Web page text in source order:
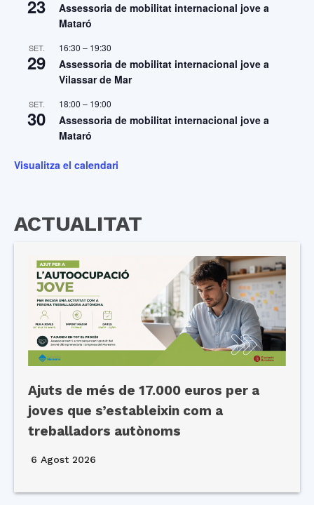
23
Assessoria de mobilitat internacional jove a
Mataró
SET.
29
16:30 – 19:30
Assessoria de mobilitat internacional jove a
Vilassar de Mar
SET.
30
18:00 – 19:00
Assessoria de mobilitat internacional jove a
Mataró
Visualitza el calendari
ACTUALITAT
Ajuts de més de 17.000 euros per a
joves que s’estableixin com a
treballadors autònoms
6 Agost 2026